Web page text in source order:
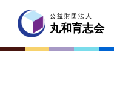
公益財団法人
丸和育志会
公益財団法人
丸和育志会